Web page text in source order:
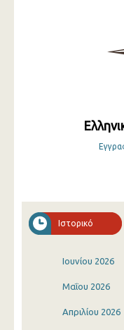
Ιστορικό
Ιουνίου 2026
Μαΐου 2026
Απριλίου 2026